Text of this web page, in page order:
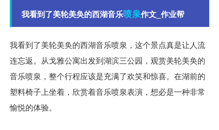
我看到了美轮美奂的西湖音乐喷泉作文_作业帮
我看到了美轮美奂的西湖音乐喷泉，这个景点真是让人流
连忘返。从戈雅公寓出发到湖滨三公园，观赏美轮美奂的
音乐喷泉，整个行程应该是充满了欢笑和惊喜。在湖前的
塑料椅子上坐着，欣赏着音乐喷泉表演，想必是一种非常
愉悦的体验。